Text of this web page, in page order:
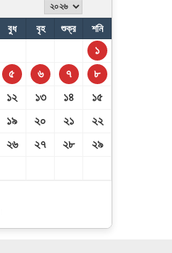
বুধ বৃহ শুক্র শনি
১
৫ ৬ ৭
৮
১২ ১৩ ১৪
১৫
১৯ ২০ ২১
২২
২৬ ২৭ ২৮
২৯